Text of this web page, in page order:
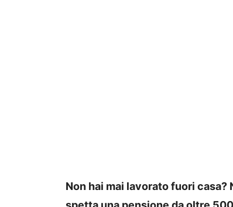
Non hai mai lavorato fuori casa?